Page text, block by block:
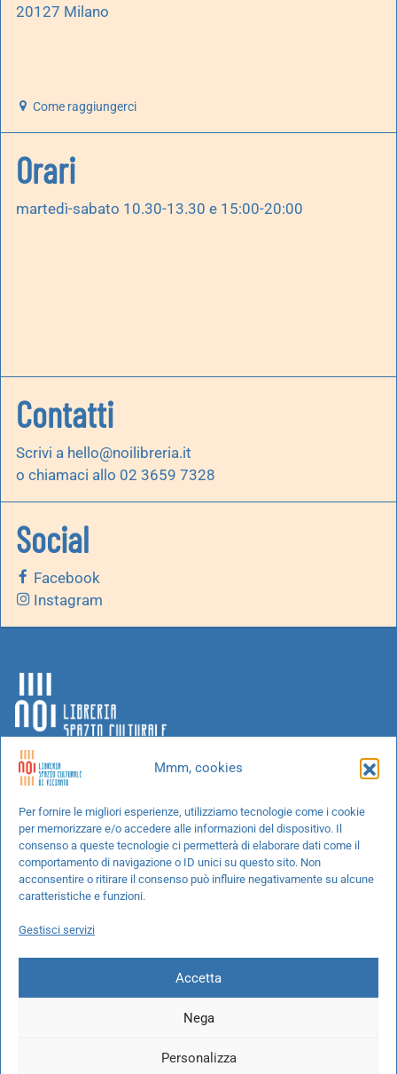
Mmm, cookies
Per fornire le migliori esperienze, utilizziamo tecnologie come i cookie
per memorizzare e/o accedere alle informazioni del dispositivo. Il
consenso a queste tecnologie ci permetterà di elaborare dati come il
comportamento di navigazione o ID unici su questo sito. Non
acconsentire o ritirare il consenso può influire negativamente su alcune
caratteristiche e funzioni.
Gestisci servizi
Accetta
Nega
Personalizza
20127 Milano
Come raggiungerci
Orari
martedì-sabato 10.30-13.30 e 15:00-20:00
Contatti
Scrivi a hello@noilibreria.it
o chiamaci allo 02 3659 7328
Social
Facebook
Instagram
Chi siamo
Progetti speciali
Richiedi un libro
Spedizioni
Cookie Policy
10694580969